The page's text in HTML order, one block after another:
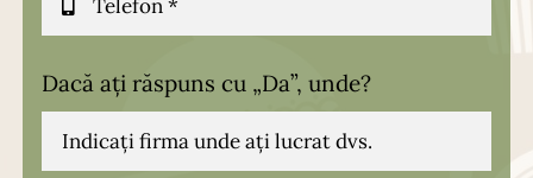
Dacă ați răspuns cu „Da”, unde?